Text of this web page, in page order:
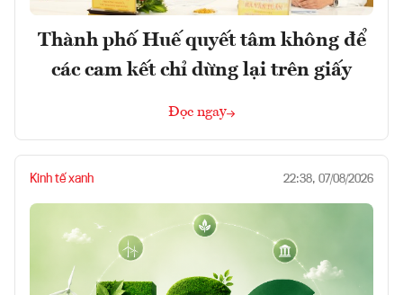
Thành phố Huế quyết tâm không để
các cam kết chỉ dừng lại trên giấy
Đọc ngay
Kinh tế xanh 22:38, 07/08/2026